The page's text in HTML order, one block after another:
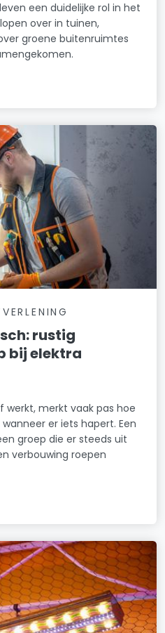
een duidelijke rol in het
over in tuinen,
groene buitenruimtes
rustig
bij elektra
werkt, merkt vaak pas hoe
er iets hapert. Een
groep die er steeds uit
verbouwing roepen